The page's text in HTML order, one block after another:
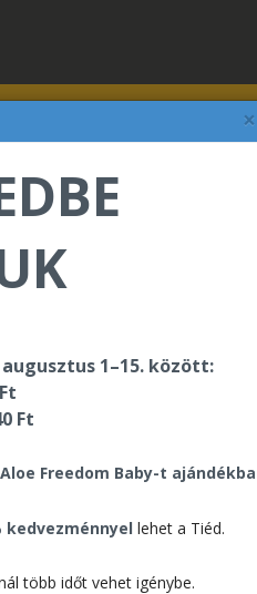
×
1–15. között:
Ft
Aloe Freedom Baby-t ajándékba
kedvezménnyel lehet a Tiéd.
több időt vehet igénybe.
Pontérték:
Csomagolási